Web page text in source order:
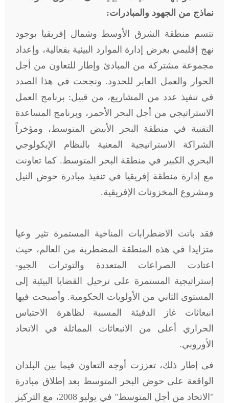
نماذج من الجهود والمبادرات:
تتسم منطقة الشرق الأوسط وشمال إفريقيا بوجود
نهج إقليمي بغرض إدارة الموارد البيئية بفعالية، وإعداد
مجموعة مشتركة من المبادئ وإطار للتعاون من أجل
الحوار والعمل العابر للحدود. ونجحت في هذا الصدد
في تنفيذ عدد من المشاريع، من قبيل: برنامج العمل
الاستراتيجي من أجل البحر الأحمر، وبرنامج المساعدة
التقنية في منطقة البحر الأبيض المتوسط، ومؤخراً
الشراكة الاستراتيجية المعنية بالنظام الإيكولوجي
البحري الكبير في منطقة البحر المتوسط. كما تعاونت
مع إدارة منطقة إفريقيا في تنفيذ مبادرة حوض النيل
ومشروع المخزونات الإفريقية.
فقد باتت الاضطرابات المناخية المستمرة تثير وعيا
متزايدا في هذه المنطقة المضطربة من العالم، حيث
اعتادت الصراعات المتعددة والتوترات الجيو-
إستراتيجية المستمرة على ترحيل القضايا البيئية إلى
المستوى الثاني من الأولويات الحكومية. وأصبحت فيها
انبعاثات غاز الدفيئة المسببة لظاهرة الاحتباس
الحراري أعلى من الانبعاثات المماثلة في الاتحاد
الأوروبي.
فى إطار ذلك، تعززت أوجه التعاون فيما بين البلدان
الواقعة على حوض البحر المتوسط بعد إطلاق مبادرة
"الاتحاد من أجل المتوسط" في يوليو 2008، مع التركيز